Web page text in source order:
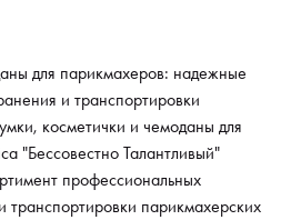
для парикмахеров: надежные
и транспортировки
косметички и чемоданы для
"Бессовестно Талантливый"
профессиональных
транспортировки парикмахерских